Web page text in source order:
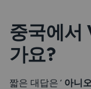
중국에서
가요?
짧은 대답은 ‘ 아니